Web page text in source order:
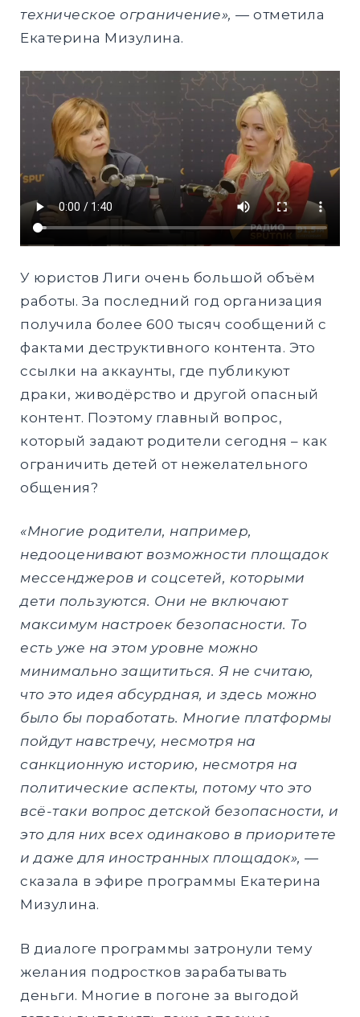
техническое ограничение», — отметила
Екатерина Мизулина.
У юристов Лиги очень большой объём
работы. За последний год организация
получила более 600 тысяч сообщений с
фактами деструктивного контента. Это
ссылки на аккаунты, где публикуют
драки, живодёрство и другой опасный
контент. Поэтому главный вопрос,
который задают родители сегодня – как
ограничить детей от нежелательного
общения?
«Многие родители, например,
недооценивают возможности площадок
мессенджеров и соцсетей, которыми
дети пользуются. Они не включают
максимум настроек безопасности. То
есть уже на этом уровне можно
минимально защититься. Я не считаю,
что это идея абсурдная, и здесь можно
было бы поработать. Многие платформы
пойдут навстречу, несмотря на
санкционную историю, несмотря на
политические аспекты, потому что это
всё-таки вопрос детской безопасности, и
это для них всех одинаково в приоритете
и даже для иностранных площадок», —
сказала в эфире программы Екатерина
Мизулина.
В диалоге программы затронули тему
желания подростков зарабатывать
деньги. Многие в погоне за выгодой